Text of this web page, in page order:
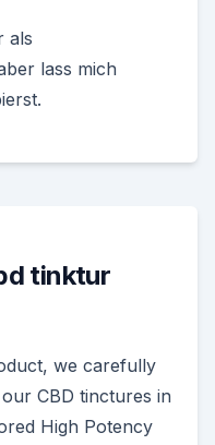
als
lass mich
tinktur
we carefully
CBD tinctures in
High Potency